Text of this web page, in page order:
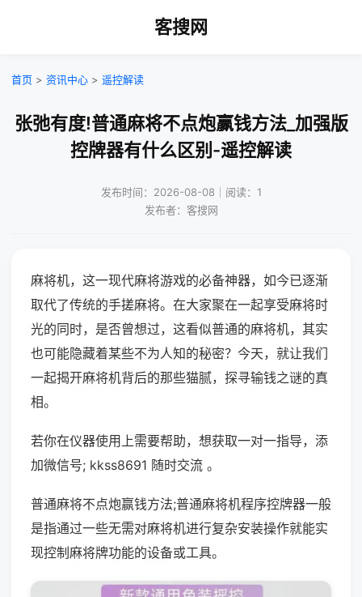
客搜网
首页 > 资讯中心 > 遥控解读
张弛有度!普通麻将不点炮赢钱方法_加强版
控牌器有什么区别-遥控解读
发布时间：2026-08-08｜阅读：1
发布者：客搜网
麻将机，这一现代麻将游戏的必备神器，如今已逐渐
取代了传统的手搓麻将。在大家聚在一起享受麻将时
光的同时，是否曾想过，这看似普通的麻将机，其实
也可能隐藏着某些不为人知的秘密？今天，就让我们
一起揭开麻将机背后的那些猫腻，探寻输钱之谜的真
相。
若你在仪器使用上需要帮助，想获取一对一指导，添
加微信号; kkss8691 随时交流 。
普通麻将不点炮赢钱方法;普通麻将机程序控牌器一般
是指通过一些无需对麻将机进行复杂安装操作就能实
现控制麻将牌功能的设备或工具。